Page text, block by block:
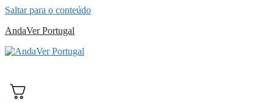
Saltar para o conteúdo
AndaVer Portugal